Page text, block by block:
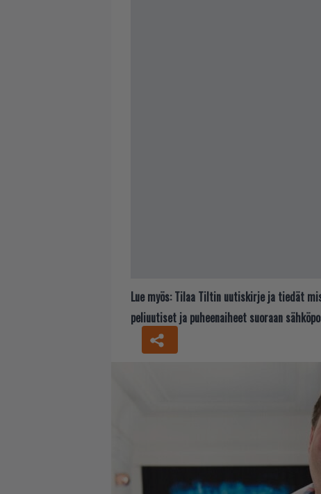
Lue myös: Tilaa Tiltin uutiskirje ja tiedät
peliuutiset ja puheenaiheet suoraan